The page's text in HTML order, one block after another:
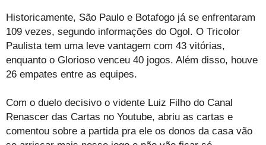
Historicamente, São Paulo e Botafogo já se enfrentaram
109 vezes, segundo informações do Ogol. O Tricolor
Paulista tem uma leve vantagem com 43 vitórias,
enquanto o Glorioso venceu 40 jogos. Além disso, houve
26 empates entre as equipes.
Com o duelo decisivo o vidente Luiz Filho do Canal
Renascer das Cartas no Youtube, abriu as cartas e
comentou sobre a partida pra ele os donos da casa vão